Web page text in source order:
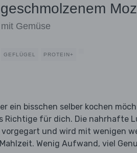
Gemüse
GEFLÜGEL PROTEIN+
ein bisschen selber kochen
Richtige für dich. Die nahrhafte
vorgegart und wird mit wenigen
Wenig Aufwand, viel